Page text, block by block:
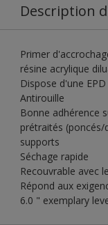
Description
Primer
résine acrylique
Dispose d'une
Antirouille
Bonne adhérence
prétraités
supports
Séchage rapide
Recouvrable avec
Répond aux
6.0 " exemplary